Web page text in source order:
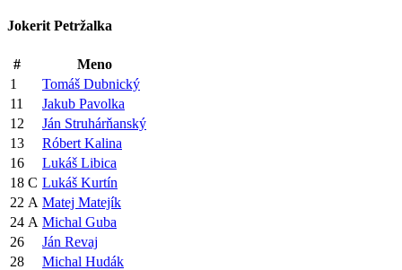
Jokerit Petržalka
#
Meno
1
Tomáš Dubnický
11
Jakub Pavolka
12
Ján Struhárňanský
13
Róbert Kalina
16
Lukáš Libica
18 C Lukáš Kurtín
22 A Matej Matejík
24 A Michal Guba
26
Ján Revaj
28
Michal Hudák